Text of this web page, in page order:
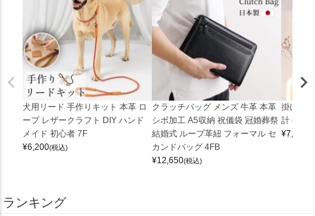
犬用リード 手作りキット 本革 ロ
ープ レザークラフト DIY ハンド
メイド 初心者 7F
¥6,200(税込)
クラッチバッグ メンズ 牛革 本革
シボ加工 A5収納 祝儀袋 冠婚葬祭
結婚式 ループ革紐 フォーマル セ
カンドバッグ 4FB
¥12,650(税込)
掛け時
計
¥7,150
ランキング